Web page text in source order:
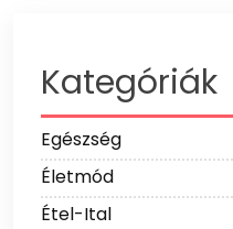
Kategóriák
Egészség
Életmód
Étel-Ital